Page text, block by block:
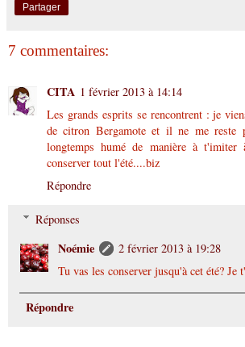
Partager
7 commentaires:
CITA 1 février 2013 à 14:14
Les grands esprits se rencontrent : je
de citron Bergamote et il ne me reste
longtemps humé de manière à
conserver tout l'été....biz
Répondre
Réponses
Noémie
2 février 2013 à 19:28
Tu vas les conserver jusqu'à cet été? Je
Répondre